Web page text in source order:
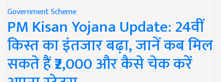
Government Scheme
PM Kisan Yojana Update: 24वीं
किस्त का इंतजार बढ़ा, जानें कब मिल
सकते हैं ₹2,000 और कैसे चेक करें